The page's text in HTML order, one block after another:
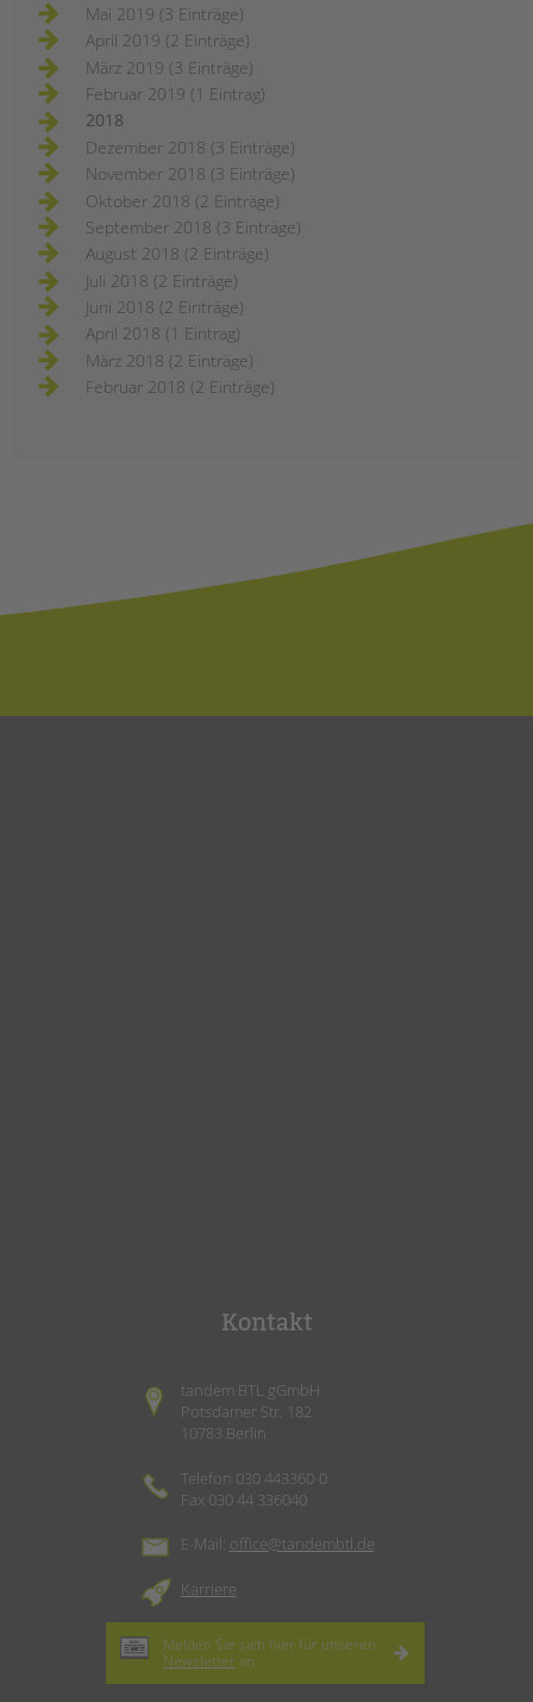
Mai 2019 (3 Einträge)
April 2019 (2 Einträge)
März 2019 (3 Einträge)
Februar 2019 (1 Eintrag)
2018
Dezember 2018 (3 Einträge)
November 2018 (3 Einträge)
Oktober 2018 (2 Einträge)
September 2018 (3 Einträge)
August 2018 (2 Einträge)
Juli 2018 (2 Einträge)
Juni 2018 (2 Einträge)
April 2018 (1 Eintrag)
März 2018 (2 Einträge)
Februar 2018 (2 Einträge)
Kontakt
tandem BTL gGmbH
Potsdamer Str. 182
10783 Berlin
Telefon 030 443360-0
Fax 030 44 336040
E-Mail: office@tandembtl.de
Karriere
Melden Sie sich hier für unseren
Newsletter an.